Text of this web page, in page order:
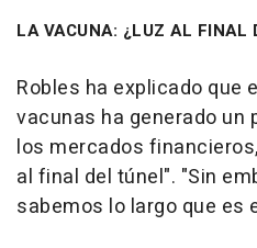
LA VACUNA: ¿LUZ AL FINAL
Robles ha explicado que
vacunas ha generado un
los mercados
al final del túnel". "Sin
sabemos lo largo que es